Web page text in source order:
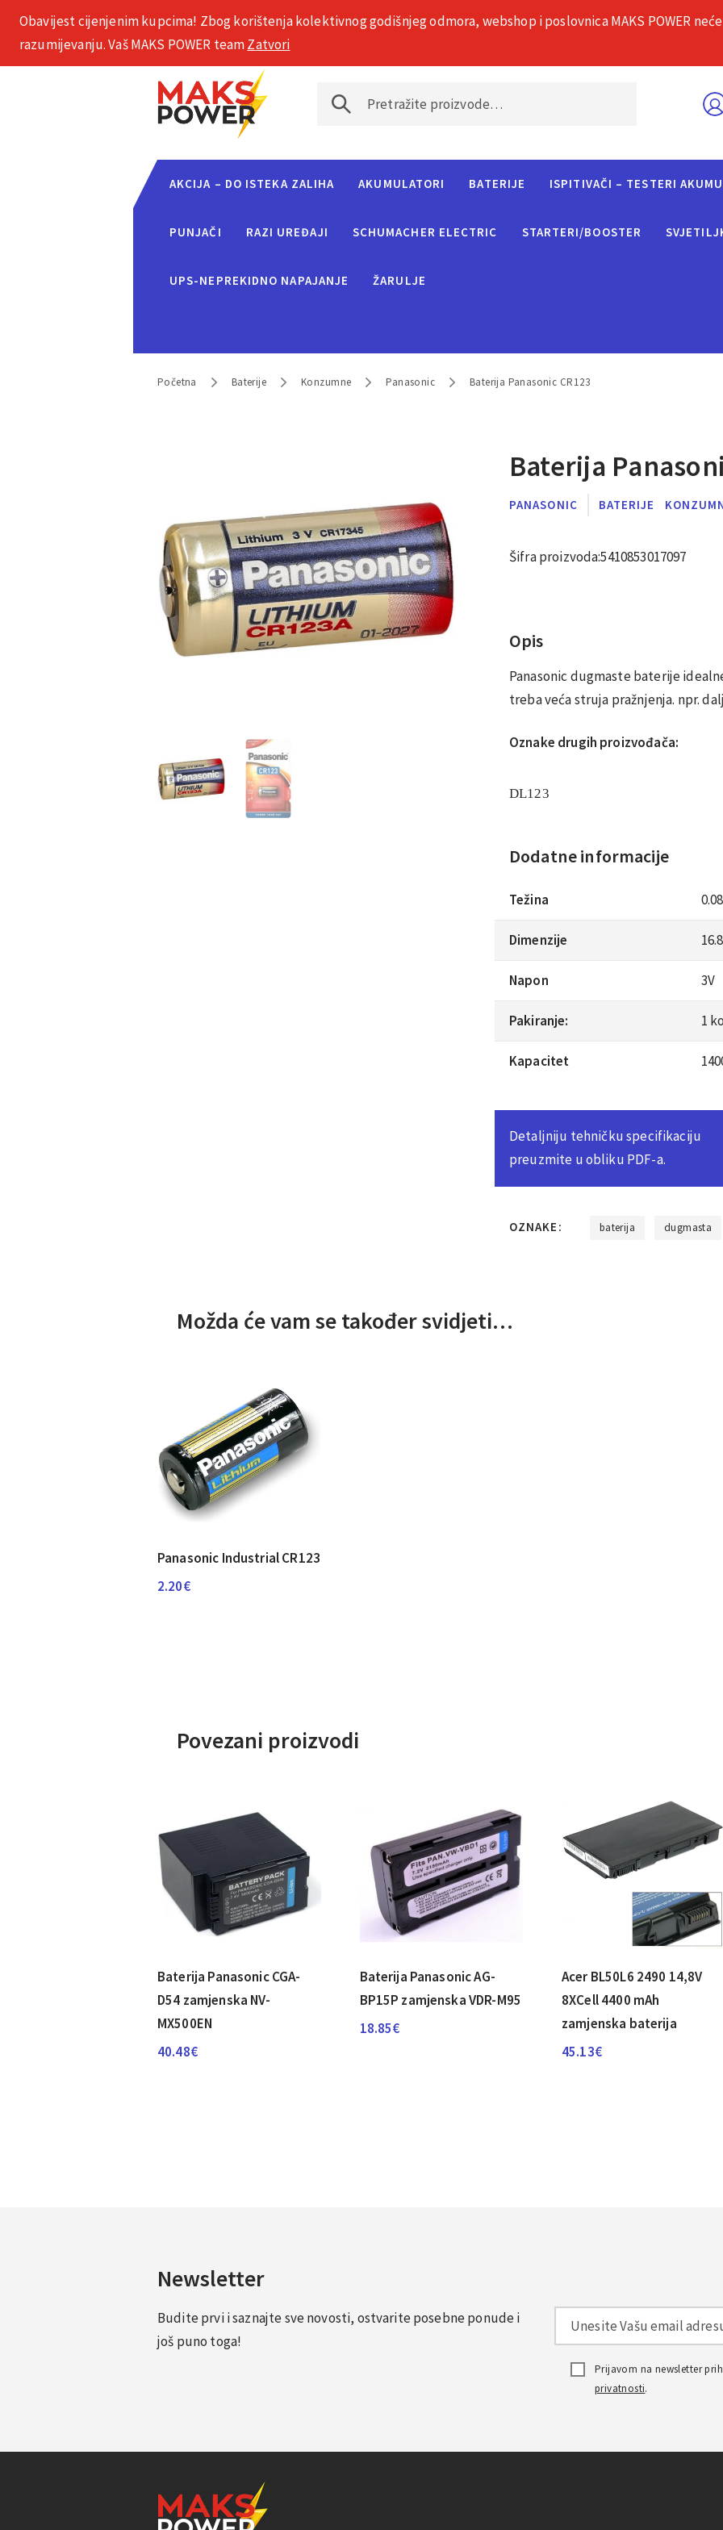
+385 1 2002 575 O nama
AKCIJA – DO ISTEKA ZALIHA AKUMULATORI BATERIJE ISPITIVAČI – TESTERI
PUNJAČI RAZI UREĐAJI SCHUMACHER ELECTRIC STARTERI/BOOSTER
UPS-NEPREKIDNO NAPAJANJE ŽARULJE
Početna Baterije Konzumne Panasonic Baterija Panasonic CR123
Baterija
PANASONIC BATERIJE
Šifra proizvoda:5410853017097
Opis
Panasonic dugmaste baterije
treba veća struja pražnjenja. npr.
Oznake drugih proizvođača:
DL123
Dodatne informacije
Težina
Dimenzije
Napon 3V
Pakiranje: 1
Kapacitet
Detaljniju tehničku specifikaciju
preuzmite u obliku PDF-a.
OZNAKE: baterija dugmasta
Možda će vam se također svidjeti…
Panasonic Industrial CR123
2.20€
Povezani proizvodi
Baterija Panasonic CGA-
D54 zamjenska NV-
MX500EN
40.48€
Baterija Panasonic AG-
BP15P zamjenska VDR-M95
18.85€
Acer BL50L6 2490 14,8V
8XCell 4400 mAh
zamjenska baterija
45.13€
Newsletter
Budite prvi i saznajte sve novosti, ostvarite posebne ponude i
još puno toga!
Prijavom na newsletter
privatnosti.
Obavijest cijenjenim kupcima! Zbog korištenja kolektivnog godišnjeg odmora, webshop i poslovnica MAKS POWER neće
razumijevanju. Vaš MAKS POWER teamZatvori